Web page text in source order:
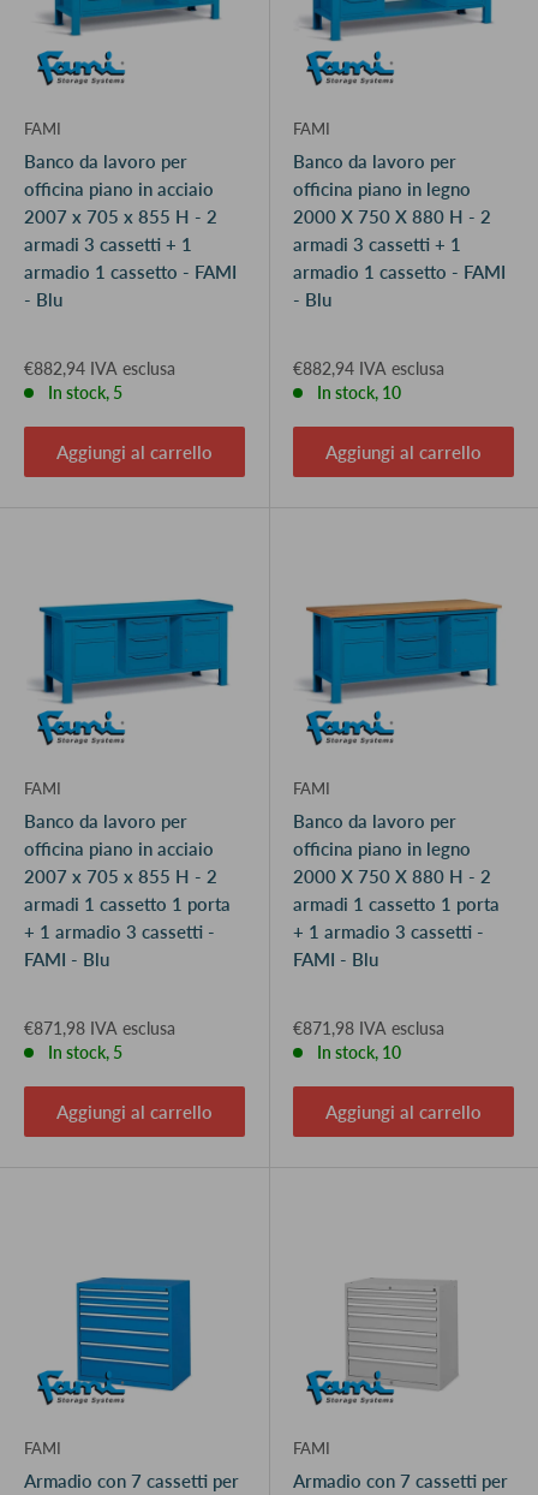
FAMI
Banco da lavoro per
officina piano in acciaio
2007 x 705 x 855 H - 2
armadi 3 cassetti + 1
armadio 1 cassetto - FAMI
- Blu
€882,94 IVA esclusa
In stock, 5
Aggiungi al carrello
FAMI
Banco da lavoro per
officina piano in legno
2000 X 750 X 880 H - 2
armadi 3 cassetti + 1
armadio 1 cassetto - FAMI
- Blu
€882,94 IVA esclusa
In stock, 10
Aggiungi al carrello
FAMI
Banco da lavoro per
officina piano in acciaio
2007 x 705 x 855 H - 2
armadi 1 cassetto 1 porta
+ 1 armadio 3 cassetti -
FAMI - Blu
€871,98 IVA esclusa
In stock, 5
Aggiungi al carrello
FAMI
Banco da lavoro per
officina piano in legno
2000 X 750 X 880 H - 2
armadi 1 cassetto 1 porta
+ 1 armadio 3 cassetti -
FAMI - Blu
€871,98 IVA esclusa
In stock, 10
Aggiungi al carrello
FAMI
Armadio con 7 cassetti per
FAMI
Armadio con 7 cassetti per